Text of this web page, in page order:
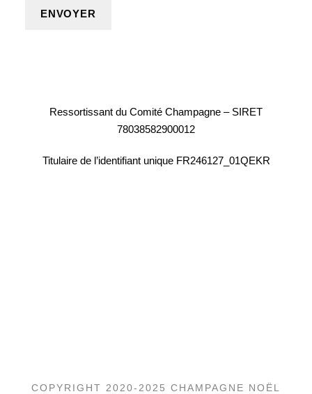
Ressortissant du Comité Champagne – SIRET
78038582900012
Titulaire de l’identifiant unique FR246127_01QEKR
COPYRIGHT 2020-2025 CHAMPAGNE NOËL